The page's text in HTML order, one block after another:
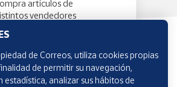
artículos de
vendedores
de Correos, utiliza cookies propias
de permitir su navegación,
analizar sus hábitos de